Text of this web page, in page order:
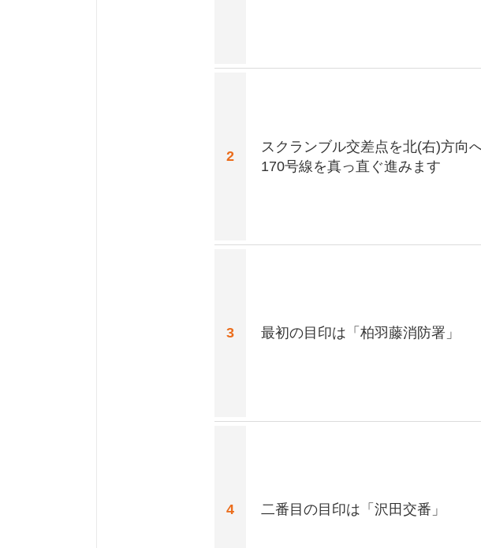
2
スクランブル交差点を北(右)方向へ
170号線を真っ直ぐ進みます
3 最初の目印は「柏羽藤消防署」
4 二番目の目印は「沢田交番」